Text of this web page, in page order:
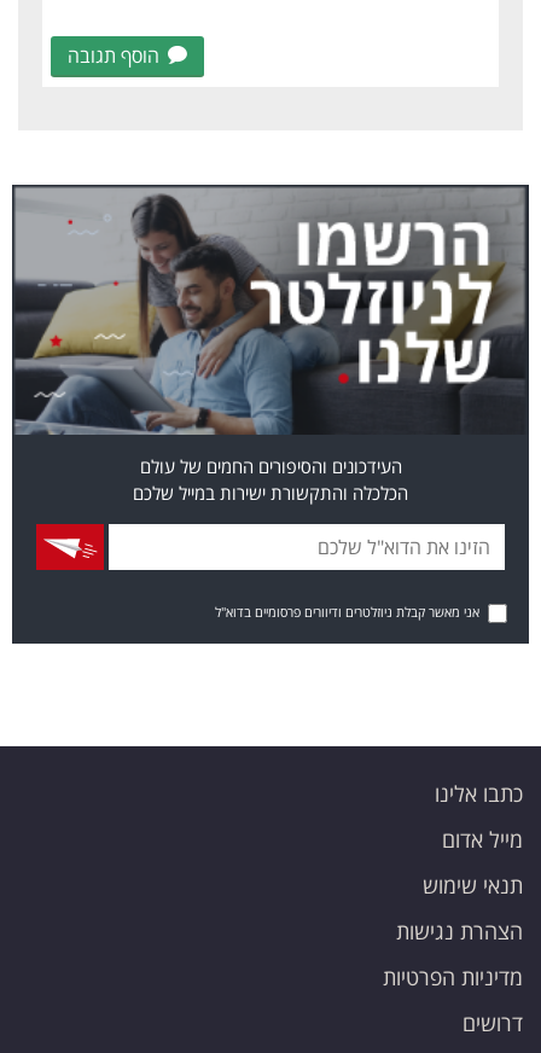
הוסף תגובה
העידכונים והסיפורים החמים של עולם
הכלכלה והתקשורת ישירות במייל שלכם
אני מאשר קבלת ניוזלטרים ודיוורים פרסומיים בדוא"ל
כתבו אלינו
מייל אדום
תנאי שימוש
הצהרת נגישות
מדיניות הפרטיות
דרושים